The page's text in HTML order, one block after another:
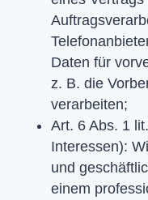
Daten für
z. B. die
verarbeiten;
Art. 6 Abs. 1
Interessen):
und
einem